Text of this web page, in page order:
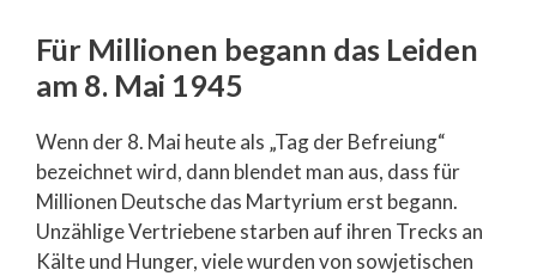
Für Millionen begann das Leiden
am 8. Mai 1945
Wenn der 8. Mai heute als „Tag der Befreiung“
bezeichnet wird, dann blendet man aus, dass für
Millionen Deutsche das Martyrium erst begann.
Unzählige Vertriebene starben auf ihren Trecks an
Kälte und Hunger, viele wurden von sowjetischen